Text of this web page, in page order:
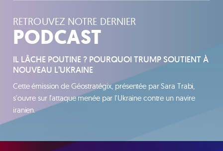
RETROUVEZ NOTRE DERNIER
PODCAST
IL LÂCHE POUTINE ? POURQUOI TRUMP SOUTIENT À
NOUVEAU L’UKRAINE
Cette émission de Géostratégix, présentée par Sara Trabi,
s'ouvre sur l'attaque menée par l'Ukraine contre un navire
iranien.